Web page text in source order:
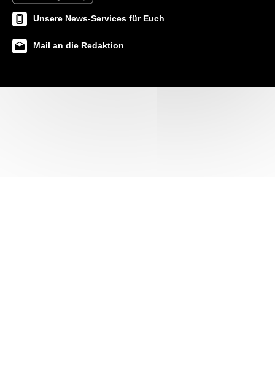
Unsere News-Services für Euch
Mail an die Redaktion